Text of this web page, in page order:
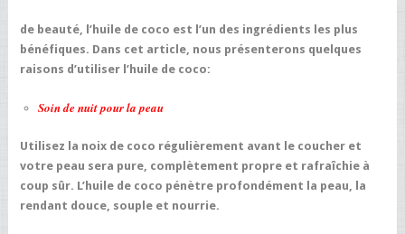
de beauté, l’huile de coco est l’un des ingrédients les plus
bénéfiques. Dans cet article, nous présenterons quelques
raisons d’utiliser l’huile de coco:
Soin de nuit pour la peau
Utilisez la noix de coco régulièrement avant le coucher et
votre peau sera pure, complètement propre et rafraîchie à
coup sûr. L’huile de coco pénètre profondément la peau, la
rendant douce, souple et nourrie.